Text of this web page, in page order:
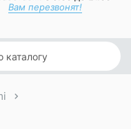
Вам перезвонят!